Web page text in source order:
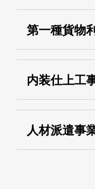
運搬業許
第一種貨物
事業
関自貨：
内装仕上工
人材派遣事